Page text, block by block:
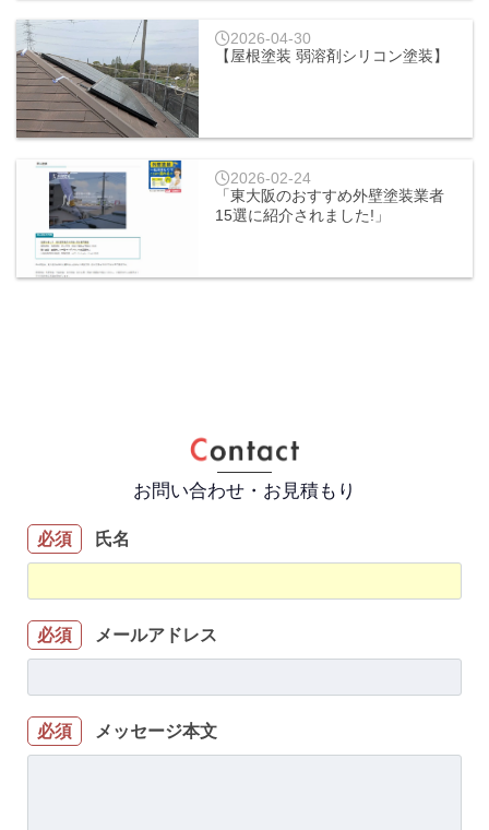
2026-04-30
【屋根塗装 弱溶剤シリコン塗装】
2026-02-24
「東大阪のおすすめ外壁塗装業者
15選に紹介されました!」
お問い合わせ・お見積もり
必須 氏名
必須 メールアドレス
必須 メッセージ本文